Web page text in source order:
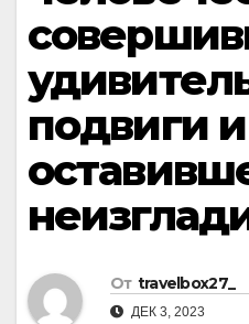
подвиги и
От travelbox27_
ДЕК 3, 2023